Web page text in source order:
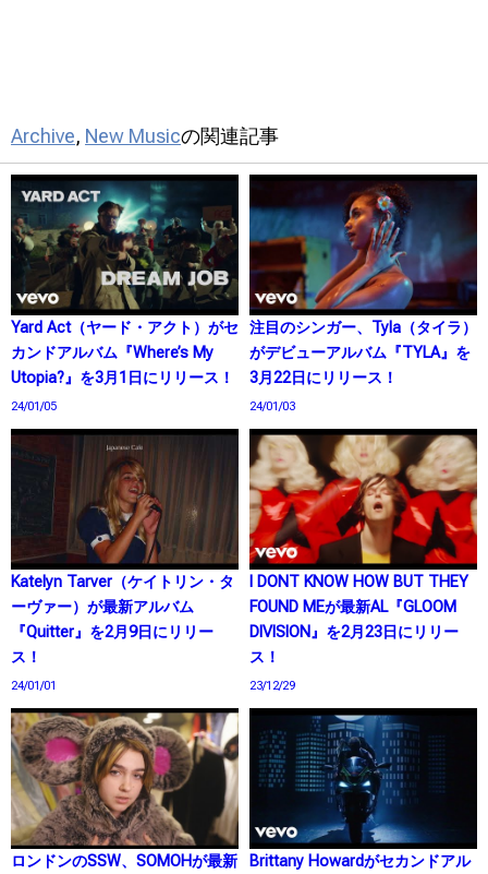
Archive, New Musicの関連記事
Yard Act（ヤード・アクト）がセ
カンドアルバム『Where’s My
Utopia?』を3月1日にリリース！
24/01/05
注目のシンガー、Tyla（タイラ）
がデビューアルバム『TYLA』を
3月22日にリリース！
24/01/03
Katelyn Tarver（ケイトリン・タ
ーヴァー）が最新アルバム
『Quitter』を2月9日にリリー
ス！
24/01/01
I DONT KNOW HOW BUT THEY
FOUND MEが最新AL『GLOOM
DIVISION』を2月23日にリリー
ス！
23/12/29
ロンドンのSSW、SOMOHが最新
Brittany Howardがセカンドアル